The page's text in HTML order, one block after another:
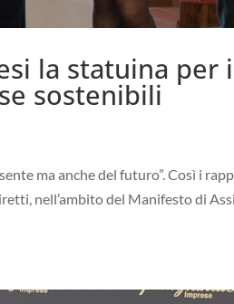
la statuina per
sostenibili
ma anche del futuro”. Così i
nell’ambito del Manifesto di